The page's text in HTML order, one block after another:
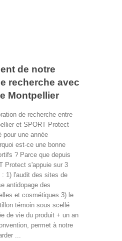
de notre
recherche avec
Montpellier
de recherche entre
et SPORT Protect
pour une année
est-ce une bonne
? Parce que depuis
Protect s'appuie sur 3
: 1) l'audit des sites de
antidopage des
et cosmétiques 3) le
témoin sous scellé
de vie du produit + un an
permet à notre
...